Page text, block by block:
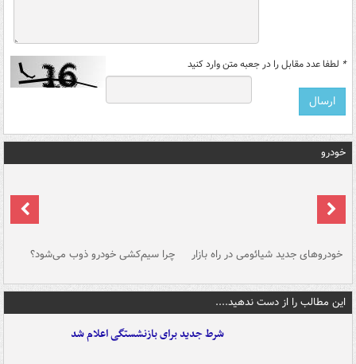
* لطفا عدد مقابل را در جعبه متن وارد کنید
خودرو
خودروهای جدید شیائومی در راه بازار چرا سیم‌کشی خودرو ذوب می‌شود؟
این مطالب را از دست ندهید....
شرط جدید برای بازنشستگی اعلام شد